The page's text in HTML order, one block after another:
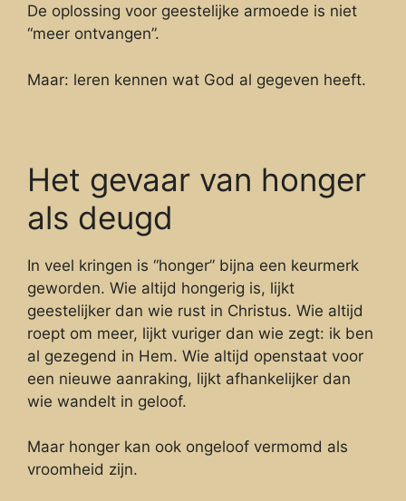
De oplossing voor geestelijke armoede is niet
“meer ontvangen”.
Maar: leren kennen wat God al gegeven heeft.
Het gevaar van honger
als deugd
In veel kringen is “honger” bijna een keurmerk
geworden. Wie altijd hongerig is, lijkt
geestelijker dan wie rust in Christus. Wie altijd
roept om meer, lijkt vuriger dan wie zegt: ik ben
al gezegend in Hem. Wie altijd openstaat voor
een nieuwe aanraking, lijkt afhankelijker dan
wie wandelt in geloof.
Maar honger kan ook ongeloof vermomd als
vroomheid zijn.